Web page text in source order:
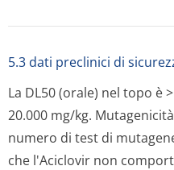
5.3 dati preclinici di
La DL50 (orale) nel topo è
20.000 mg/kg.
numero di test di
che l'Aciclovir non